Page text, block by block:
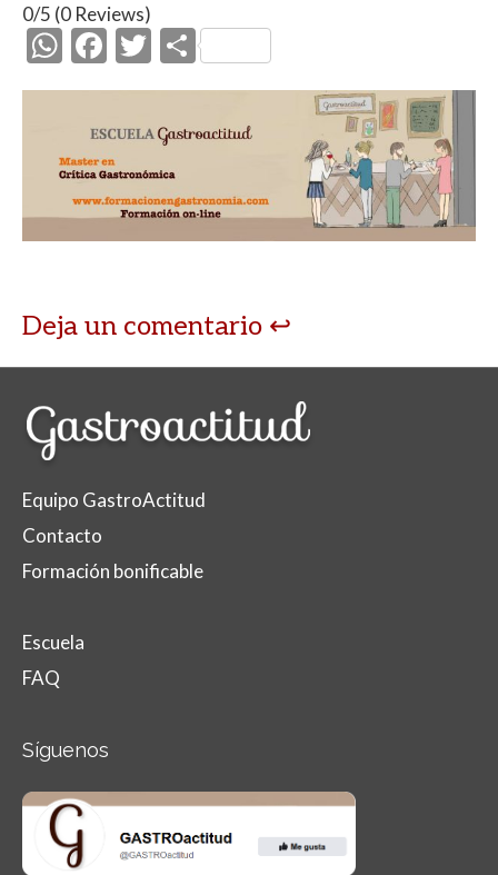
0/5 (0 Reviews)
W
h
at
s
A
p
F
ac
e
b
o
o
T
w
itt
er
C
o
p
ar
ti
Deja un comentario
Equipo GastroActitud
Contacto
Formación bonificable
Escuela
FAQ
Síguenos